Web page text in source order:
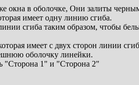
окна в оболочке, Они залиты
имеет одну линию сгиба.
сгиба таким образом, чтобы
имеет с двух сторон линии
оболочку линейки.
"Сторона 1" и "Сторона 2"